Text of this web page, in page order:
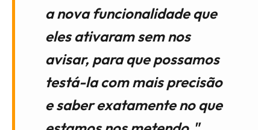
a nova funcionalidade que
eles ativaram sem nos
avisar, para que possamos
testá-la com mais precisão
e saber exatamente no que